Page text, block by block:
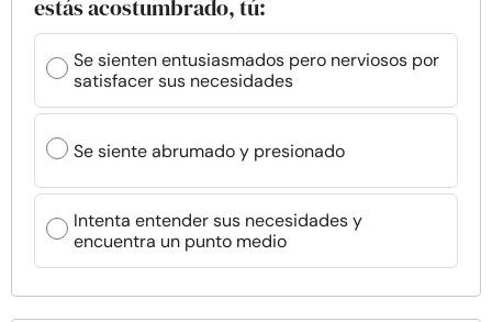
estás acostumbrado, tú:
Se sienten entusiasmados pero nerviosos por
satisfacer sus necesidades
Se siente abrumado y presionado
Intenta entender sus necesidades y
encuentra un punto medio